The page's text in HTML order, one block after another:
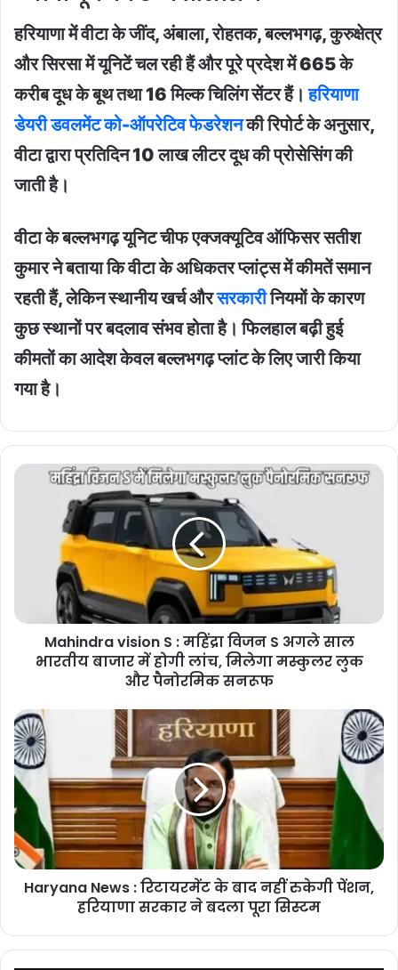
हरियाणा में वीटा के जींद, अंबाला, रोहतक, बल्लभगढ़, कुरुक्षेत्र
और सिरसा में यूनिटें चल रही हैं और पूरे प्रदेश में 665 के
करीब दूध के बूथ तथा 16 मिल्क चिलिंग सेंटर हैं।हरियाणा
डेयरी डवलमेंट को-ऑपरेटिव फेडरेशनकी रिपोर्ट के अनुसार,
वीटा द्वारा प्रतिदिन 10 लाख लीटर दूध की प्रोसेसिंग की
जाती है।
वीटा के बल्लभगढ़ यूनिट चीफ एक्जक्यूटिव ऑफिसर सतीश
कुमार ने बताया कि वीटा के अधिकतर प्लांट्स में कीमतें समान
रहती हैं, लेकिन स्थानीय खर्च औरसरकारीनियमों के कारण
कुछ स्थानों पर बदलाव संभव होता है। फिलहाल बढ़ी हुई
कीमतों का आदेश केवल बल्लभगढ़ प्लांट के लिए जारी किया
गया है।
Mahindra
साल
बाजार
लांच,
मिलेगा
मस्कुलर
लुक
और
पैनोरमिक
सनरूफ
Mahindra vision S : महिंद्रा विजन S अगले साल
भारतीय बाजार में होगी लांच, मिलेगा मस्कुलर लुक
और पैनोरमिक सनरूफ
Haryana
News
:
रिटायरमेंट
बाद
नहीं
रुकेगी
पेंशन,
हरियाणा
Haryana News : रिटायरमेंट के बाद नहीं रुकेगी पेंशन,
हरियाणा सरकार ने बदला पूरा सिस्टम